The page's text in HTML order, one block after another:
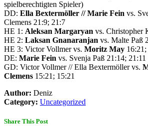
spielberechtigten Spieler)
DD: Ella Bextermöller // Marie Fein vs.
Clemens 21:9; 21:7
HE 1: Aleksan Margaryan vs. Christopher
HE 2: Laksan Gnanaranjan vs. Malte Paß
HE 3: Victor Vollmer vs. Moritz May 16:21;
DE: Marie Fein vs. Svenja Paß 21:14; 21:11
GD: Victor Vollmer // Ella Bextermöller vs.
Clemens 15:21; 15:21
Author: Deniz
Category: Uncategorized
Share This Post